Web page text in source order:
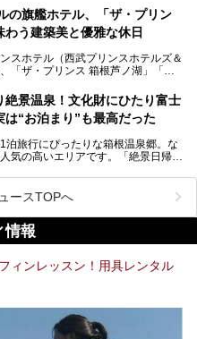
桜、魚たちが泳ぐ水風呂、そしてバ
憩スペース…。驚きの連続だった館
す！
という願いを叶えてくれるのが、神
岩盤浴、一日中遊べるエンタメ施設
るスーパー銭湯が数多く揃っていま
ず。
内の人気施設26選を「安さ」「岩
別に厳選して紹介します。
設を見つけて、最高のリフレッシュ
の旗艦ホテル、「ザ・プリン
わう建築美と優雅な休日
スホテル（西武プリンスホテルズ＆
「ザ・プリンス 箱根芦ノ湖」「芦
テル」と4軒あり、今回ご紹介する
ノ湖」は、その中でもフラッグシッ
れる特別なホテルです。
築家の一人、村野藤吾が芦ノ湖の畔
ホテルがここ。自家源泉の温泉や、
プリンスホテルズワールドワイド
箱根芦ノ湖のPR記事です。
絶景温泉！文化財にひたり富士
は“お泊まり”も最高だった
泊旅行にぴったりな箱根温泉郷。な
気の高いエリアです。「絶景日帰り
慢の日帰り温泉。
箱根 芦ノ湖畔蛸川温泉 龍宮殿」と
泊者は「龍宮殿本館」の営業時間に
者専用時間帯にも「龍宮殿本館」
す。
の「絶景日帰り温泉 龍宮殿本館
と、旅館としての「箱根 芦ノ湖畔
龍宮殿）」の両方の魅力をたっぷ
神社、白龍神社、箱根元宮と箱根の
ワースポットです。
ースTOPへ
情報
ィンレッスン！用具レンタル